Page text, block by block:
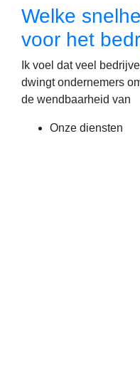
Welke
voor het
Ik voel dat veel
dwingt ondernemers
de wendbaarheid van
Onze diensten